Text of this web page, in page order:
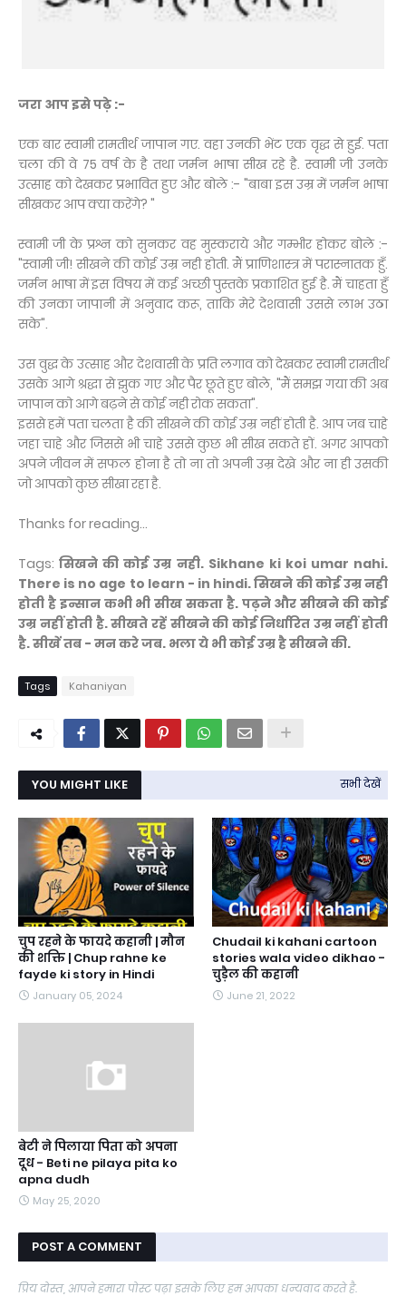
जरा आप इसे पढ़े :-
एक बार स्वामी रामतीर्थ जापान गए. वहा उनकी भेंट एक वृद्ध से हुई. पता
चला की वे 75 वर्ष के है तथा जर्मन भाषा सीख रहे है. स्वामी जी उनके
उत्साह को देखकर प्रभावित हुए और बोले :- "बाबा इस उम्र में जर्मन भाषा
सीखकर आप क्या करेंगे? "
स्वामी जी के प्रश्न को सुनकर वह मुस्कराये और गम्भीर होकर बोले :-
"स्वामी जी! सीखने की कोई उम्र नही होती. मैं प्राणिशास्त्र में परास्नातक हुँ.
जर्मन भाषा में इस विषय में कई अच्छी पुस्तके प्रकाशित हुई है. मैं चाहता हुँ
की उनका जापानी में अनुवाद करू, ताकि मेरे देशवासी उससे लाभ उठा
सके".
उस वुद्ध के उत्साह और देशवासी के प्रति लगाव को देखकर स्वामी रामतीर्थ
उसके आगे श्रद्धा से झुक गए और पैर छूते हुए बोले, "मैं समझ गया की अब
जापान को आगे बढ़ने से कोई नही रोक सकता".
इससे हमें पता चलता है की सीखने की कोई उम्र नहीं होती है. आप जब चाहे
जहा चाहे और जिससे भी चाहे उससे कुछ भी सीख सकते हों. अगर आपको
अपने जीवन में सफल होना है तो ना तो अपनी उम्र देखे और ना ही उसकी
जो आपको कुछ सीखा रहा है.
Thanks for reading...
Tags:सिखने की कोई उम्र नही. Sikhane ki koi umar nahi.
There is no age to learn - in hindi. सिखने की कोई उम्र नही
होती है इन्सान कभी भी सीख सकता है. पढ़ने और सीखने की कोई
उम्र नहीं होती है. सीखते रहें सीखने की कोई निर्धारित उम्र नहीं होती
है. सीखें तब - मन करे जब. भला ये भी कोई उम्र है सीखने की.
Tags Kahaniyan
YOU MIGHT LIKE सभी देखें
चुप रहने के फायदे कहानी | मौन
की शक्ति | Chup rahne ke
fayde ki story in Hindi
January 05, 2024
Chudail ki kahani cartoon
stories wala video dikhao -
चुड़ैल की कहानी
June 21, 2022
बेटी ने पिलाया पिता को अपना
दूध - Beti ne pilaya pita ko
apna dudh
May 25, 2020
POST A COMMENT
प्रिय दोस्त, आपने हमारा पोस्ट पढ़ा इसके लिए हम आपका धन्यवाद करते है.